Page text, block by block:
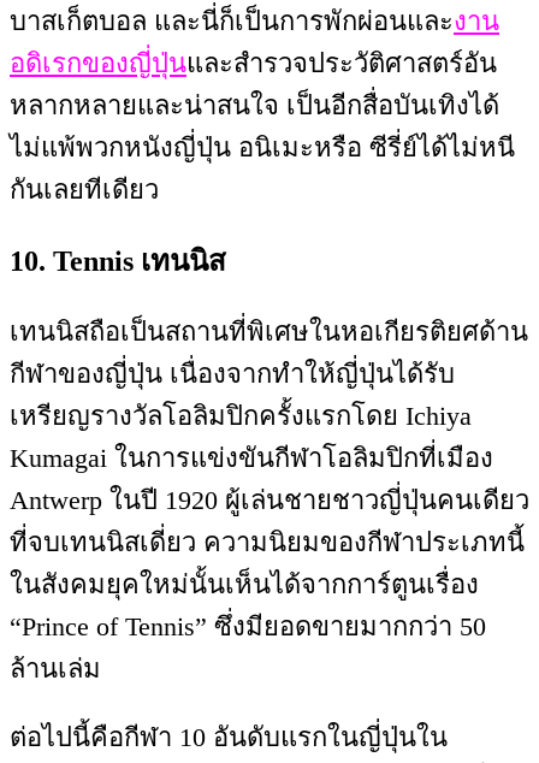
บาสเก็ตบอล และนี่ก็เป็นการพักผ่อนและงาน
อดิเรกของญี่ปุ่นและสำรวจประวัติศาสตร์อัน
หลากหลายและน่าสนใจ เป็นอีกสื่อบันเทิงได้
ไม่แพ้พวกหนังญี่ปุ่น อนิเมะหรือ ซีรี่ย์ได้ไม่หนี
กันเลยทีเดียว
10. Tennis เทนนิส
เทนนิสถือเป็นสถานที่พิเศษในหอเกียรติยศด้าน
กีฬาของญี่ปุ่น เนื่องจากทำให้ญี่ปุ่นได้รับ
เหรียญรางวัลโอลิมปิกครั้งแรกโดย Ichiya
Kumagai ในการแข่งขันกีฬาโอลิมปิกที่เมือง
Antwerp ในปี 1920 ผู้เล่นชายชาวญี่ปุ่นคนเดียว
ที่จบเทนนิสเดี่ยว ความนิยมของกีฬาประเภทนี้
ในสังคมยุคใหม่นั้นเห็นได้จากการ์ตูนเรื่อง
“Prince of Tennis” ซึ่งมียอดขายมากกว่า 50
ล้านเล่ม
ต่อไปนี้คือกีฬา 10 อันดับแรกในญี่ปุ่นใน